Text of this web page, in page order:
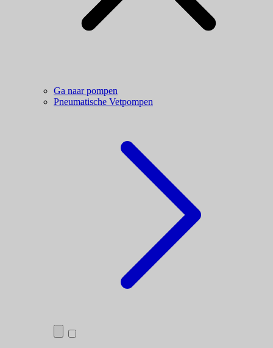
Ga naar pompen
Pneumatische Vetpompen